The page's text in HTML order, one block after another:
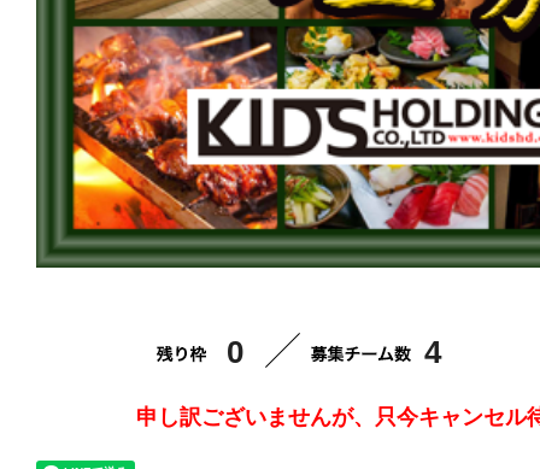
0 4
申し訳ございませんが、只今キャンセル